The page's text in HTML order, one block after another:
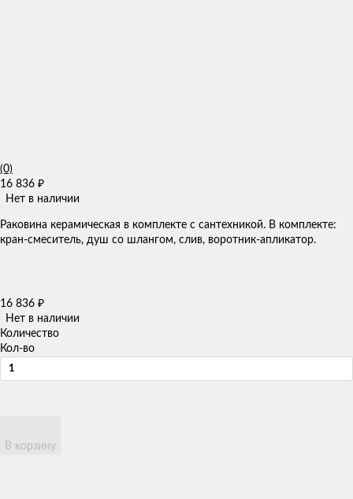
(0)
16 836 ₽
Нет в наличии
​Раковина керамическая в комплекте с сантехникой. В комплекте:
кран-смеситель, душ со шлангом, слив, воротник-апликатор.
16 836 ₽
Нет в наличии
Количество
Кол-во
В корзину